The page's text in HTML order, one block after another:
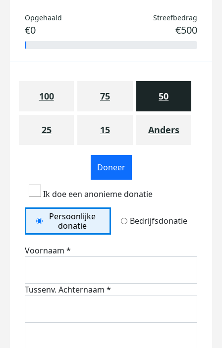
Opgehaald
€0
Streefbedrag
€500
100 75 50
25 15 Anders
Doneer
Ik doe een anonieme donatie
Persoonlijke
donatie
Bedrijfsdonatie
Voornaam *
Tussenv. Achternaam *